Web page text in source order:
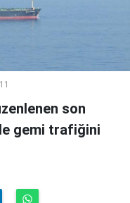
son
gemi trafiğini